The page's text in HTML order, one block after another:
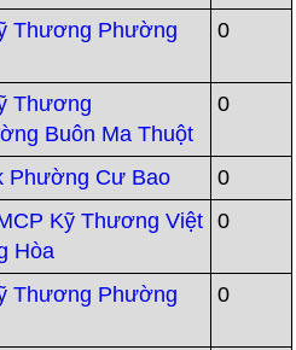
Thương Phường
0
Thương
Buôn Ma Thuột
0
Phường Cư Bao
0
Kỹ Thương Việt
Hòa
0
Thương Phường
0